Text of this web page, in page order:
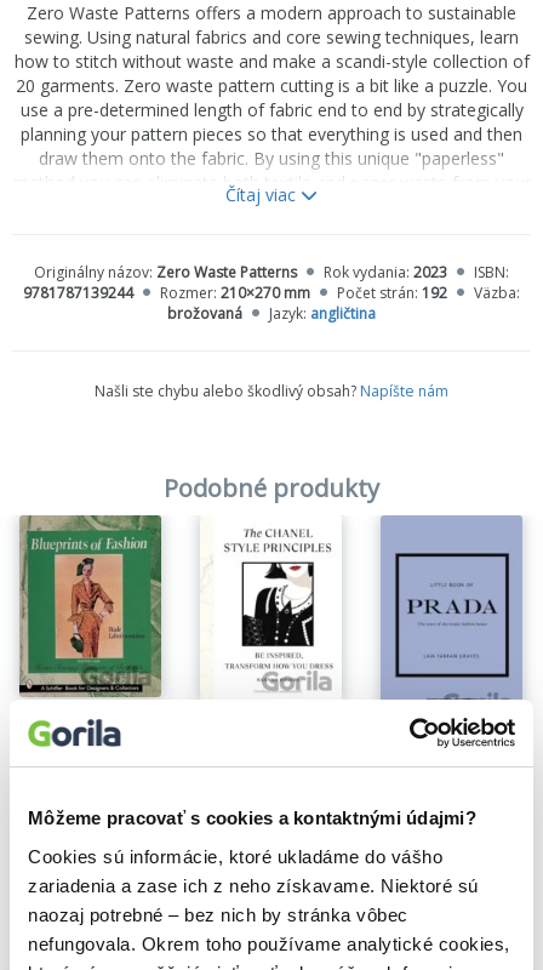
Môžeme pracovať s cookies a kontaktnými údajmi?
Cookies sú informácie, ktoré ukladáme do vášho
zariadenia a zase ich z neho získavame. Niektoré sú
naozaj potrebné – bez nich by stránka vôbec
nefungovala. Okrem toho používame analytické cookies,
Zero Waste Patterns offers a modern approach to sustainable
sewing. Using natural fabrics and core sewing techniques, learn
how to stitch without waste and make a scandi-style collection of
20 garments. Zero waste pattern cutting is a bit like a puzzle. You
use a pre-determined length of fabric end to end by strategically
planning your pattern pieces so that everything is used and then
draw them onto the fabric. By using this unique "paperless"
method you can eliminate both textile and paper waste from your
sewing projects and take the fear out of learning to self draft and
can then be used to make a further 15 projects by making simple
changes or mixing and matching your blocks into new designs,
and comes with pattern layout instructions and templates to
Čítaj viac
Originálny názov: Zero Waste Patterns Rok vydania: 2023
ISBN:
9781787139244
Rozmer: 210×270 mm Počet strán: 192
Väzba:
brožovaná
Jazyk: angličtina
Našli ste chybu alebo škodlivý obsah? Napíšte nám
Podobné produkty
Wade Laboissonniere
27,30€ 15,70€
Na sklade
Little Book of Prada
Laia Farran Graves
Vybrané pre teba